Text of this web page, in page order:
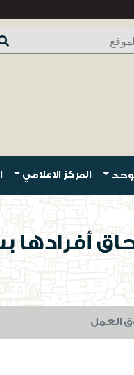
المركز الاعلامي